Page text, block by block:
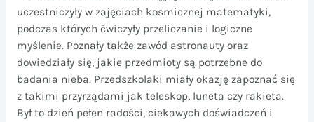
uczestniczyły w zajęciach kosmicznej matematyki,
podczas których ćwiczyły przeliczanie i logiczne
myślenie. Poznały także zawód astronauty oraz
dowiedziały się, jakie przedmioty są potrzebne do
badania nieba. Przedszkolaki miały okazję zapoznać się
z takimi przyrządami jak teleskop, luneta czy rakieta.
Był to dzień pełen radości, ciekawych doświadczeń i